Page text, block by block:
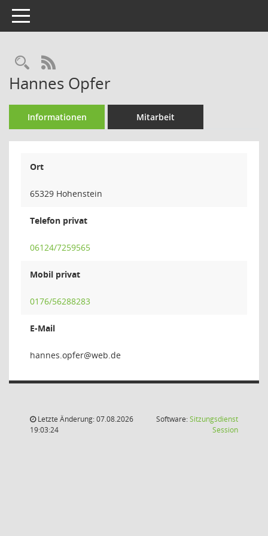
Toggle navigation
Rechercheauswahl
RSS-Feed
Hannes Opfer
Informationen Mitarbeit
Ort
65329 Hohenstein
Telefon privat
06124/7259565
Mobil privat
0176/56288283
E-Mail
refpo.
Letzte Änderung: 07.08.2026
19:03:24
Software:Sitzungsdienst
Session(Wird in